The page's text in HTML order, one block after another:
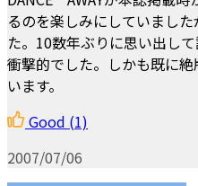
るのを楽しみにしていまし
た。10数年ぶりに思い出し
衝撃的でした。しかも既に
います。
Good (1)
2007/07/06